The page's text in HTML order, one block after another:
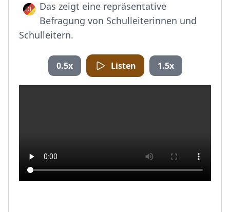
Das zeigt eine repräsentative
Befragung von Schulleiterinnen und
Schulleitern.
0.5x Listen 1.5x